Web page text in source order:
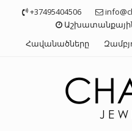
+37495404506
Աշխատանքային
Հավանածները